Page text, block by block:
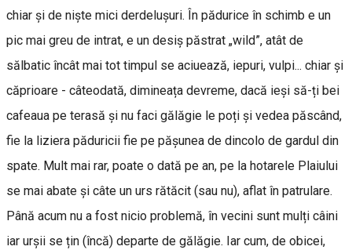
chiar și de niște mici derdelușuri. În pădurice în schimb e un
pic mai greu de intrat, e un desiș păstrat „wild”, atât de
sălbatic încât mai tot timpul se aciuează, iepuri, vulpi... chiar și
căprioare - câteodată, dimineața devreme, dacă ieși să-ți bei
cafeaua pe terasă și nu faci gălăgie le poți și vedea păscând,
fie la liziera păduricii fie pe pășunea de dincolo de gardul din
spate. Mult mai rar, poate o dată pe an, pe la hotarele Plaiului
se mai abate și câte un urs rătăcit (sau nu), aflat în patrulare.
Până acum nu a fost nicio problemă, în vecini sunt mulți câini
iar urșii se țin (încă) departe de gălăgie. Iar cum, de obicei,